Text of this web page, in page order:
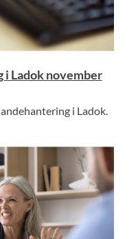
Ladok november
i Ladok.